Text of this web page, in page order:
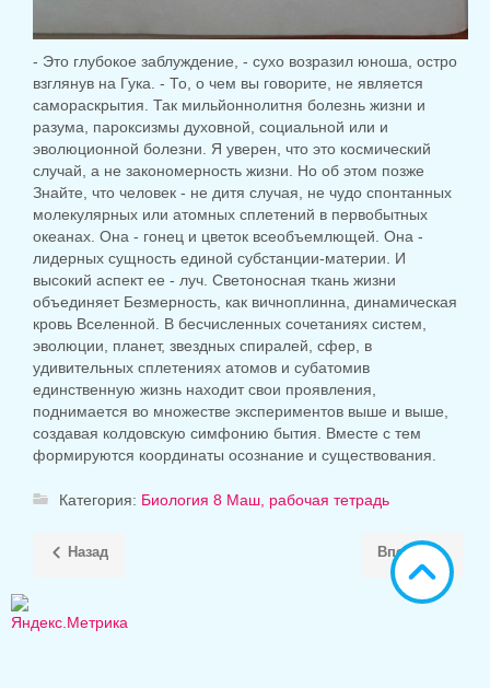
- Это глубокое заблуждение, - сухо возразил юноша, остро
взглянув на Гука. - То, о чем вы говорите, не является
самораскрытия. Так мильйоннолитня болезнь жизни и
разума, пароксизмы духовной, социальной или и
эволюционной болезни. Я уверен, что это космический
случай, а не закономерность жизни. Но об этом позже
Знайте, что человек - не дитя случая, не чудо спонтанных
молекулярных или атомных сплетений в первобытных
океанах. Она - гонец и цветок всеобъемлющей. Она -
лидерных сущность единой субстанции-материи. И
высокий аспект ее - луч. Светоносная ткань жизни
объединяет Безмерность, как вичноплинна, динамическая
кровь Вселенной. В бесчисленных сочетаниях систем,
эволюции, планет, звездных спиралей, сфер, в
удивительных сплетениях атомов и субатомив
единственную жизнь находит свои проявления,
поднимается во множестве экспериментов выше и выше,
создавая колдовскую симфонию бытия. Вместе с тем
формируются координаты осознание и существования.
Категория: Биология 8 Маш, рабочая тетрадь
Назад Вперёд